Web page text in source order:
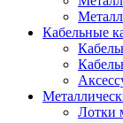
Кабельные
Лотки